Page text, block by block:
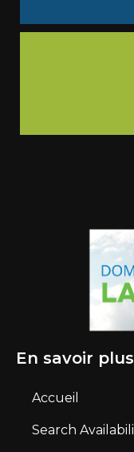
En savoir plus
Accueil
Search